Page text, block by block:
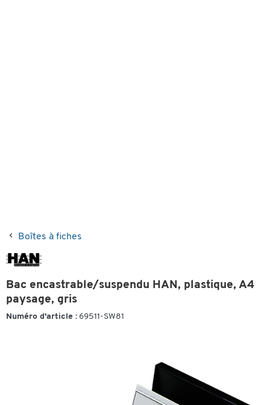
Boîtes à fiches
Bac encastrable/suspendu HAN, plastique, A4
paysage, gris
Numéro d'article : 69511-SW81